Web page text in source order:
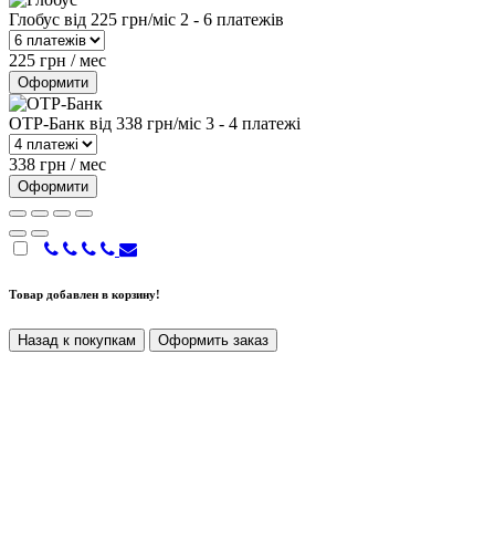
Глобус від 225 грн/міс 2 - 6 платежів
225 грн / мес
Оформити
OTP-Банк від 338 грн/міс 3 - 4 платежі
338 грн / мес
Оформити
Товар добавлен в корзину!
Назад к покупкам Оформить заказ